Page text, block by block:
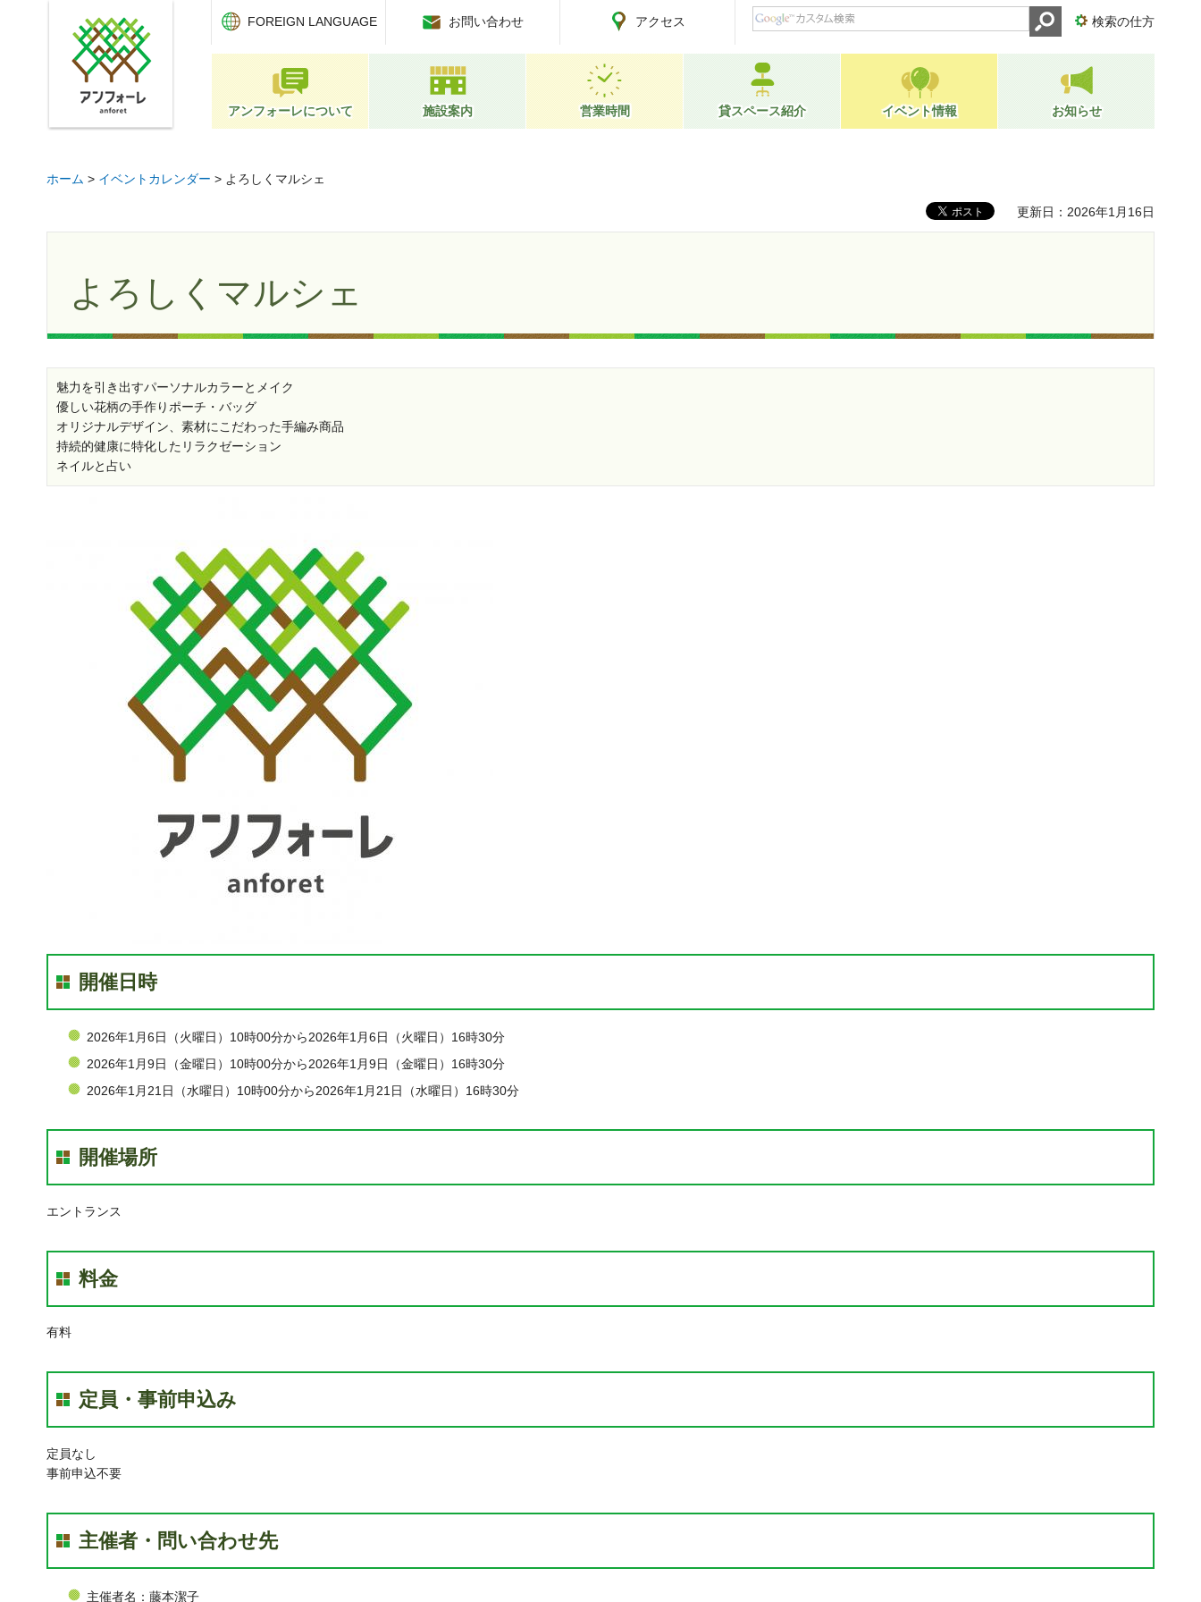
アンフォーレ
FOREIGN LANGUAGE
お問い合わせ アクセス 検索の仕方
アンフォーレについて 施設案内 営業時間 貸スペース紹介 イベント情報 お知らせ
ホーム > イベントカレンダー > よろしくマルシェ
更新日：2026年1月16日
よろしくマルシェ
魅力を引き出すパーソナルカラーとメイク
優しい花柄の手作りポーチ・バッグ
オリジナルデザイン、素材にこだわった手編み商品
持続的健康に特化したリラクゼーション
ネイルと占い
開催日時
2026年1月6日（火曜日）10時00分から2026年1月6日（火曜日）16時30分
2026年1月9日（金曜日）10時00分から2026年1月9日（金曜日）16時30分
2026年1月21日（水曜日）10時00分から2026年1月21日（水曜日）16時30分
開催場所
エントランス
料金
有料
定員・事前申込み
定員なし
事前申込不要
主催者・問い合わせ先
主催者名：藤本潔子